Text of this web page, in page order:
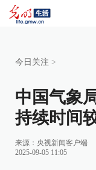
今日关注 >
中国气象
持续时间
来源： 央视新闻客户端
2025-09-05 11:05